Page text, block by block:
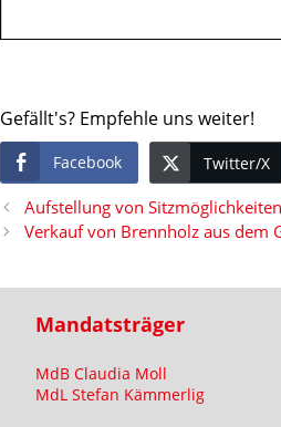
Gefällt's? Empfehle uns weiter!
Facebook Twitter/X
Aufstellung von
Verkauf von Brennholz aus dem
Mandatsträger
MdB Claudia Moll
MdL Stefan Kämmerlig